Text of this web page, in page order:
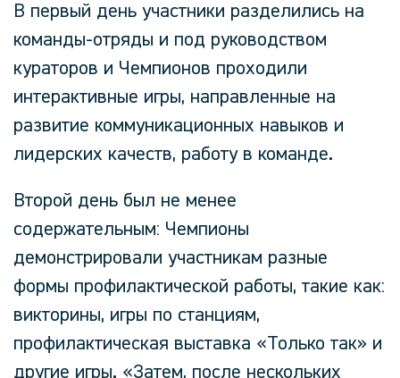
В первый день участники разделились на
команды-отряды и под руководством
кураторов и Чемпионов проходили
интерактивные игры, направленные на
развитие коммуникационных навыков и
лидерских качеств, работу в команде.
Второй день был не менее
содержательным: Чемпионы
демонстрировали участникам разные
формы профилактической работы, такие как:
викторины, игры по станциям,
профилактическая выставка «Только так» и
другие игры. «Затем, после нескольких